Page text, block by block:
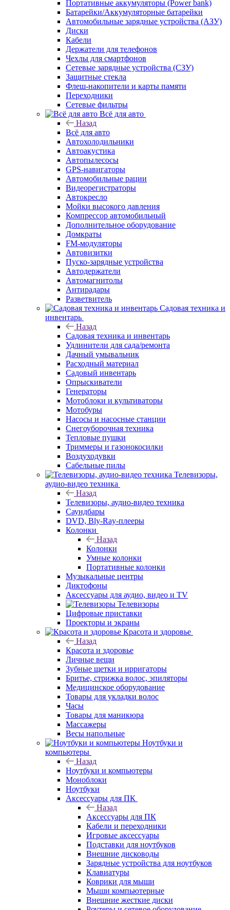
Портативные аккумуляторы (Power bank)
Батарейки/Аккумуляторные батарейки
Автомобильные зарядные устройства (АЗУ)
Диски
Кабели
Держатели для телефонов
Чехлы для смартфонов
Сетевые зарядные устройства (СЗУ)
Защитные стекла
Флеш-накопители и карты памяти
Переходники
Сетевые фильтры
Всё для авто
Назад
Всё для авто
Автохолодильники
Автоакустика
Автопылесосы
GPS-навигаторы
Автомобильные рации
Видеорегистраторы
Автокресло
Мойки высокого давления
Компрессор автомобильный
Дополнительное оборудование
Домкраты
FM-модуляторы
Автовизитки
Пуско-зарядные устройства
Автодержатели
Автомагнитолы
Антирадары
Разветвитель
Садовая техника и
инвентарь
Назад
Садовая техника и инвентарь
Удлинители для сада/ремонта
Дачный умывальник
Расходный материал
Садовый инвентарь
Опрыскиватели
Генераторы
Мотоблоки и культиваторы
Мотобуры
Насосы и насосные станции
Снегоуборочная техника
Тепловые пушки
Триммеры и газонокосилки
Воздуходувки
Сабельные пилы
Телевизоры,
аудио-видео техника
Назад
Телевизоры, аудио-видео техника
Саундбары
DVD, Bly-Ray-плееры
Колонки
Назад
Колонки
Умные колонки
Портативные колонки
Музыкальные центры
Диктофоны
Аксессуары для аудио, видео и TV
Телевизоры
Цифровые приставки
Проекторы и экраны
Красота и здоровье
Назад
Красота и здоровье
Личные вещи
Зубные щетки и ирригаторы
Бритье, стрижка волос, эпиляторы
Медицинское оборудование
Товары для укладки волос
Часы
Товары для маникюра
Массажеры
Весы напольные
Ноутбуки и
компьютеры
Назад
Ноутбуки и компьютеры
Моноблоки
Ноутбуки
Аксессуары для ПК
Назад
Аксессуары для ПК
Кабели и переходники
Игровые аксессуары
Подставки для ноутбуков
Внешние дисководы
Зарядные устройства для ноутбуков
Клавиатуры
Коврики для мыши
Мыши компьютерные
Внешние жесткие диски